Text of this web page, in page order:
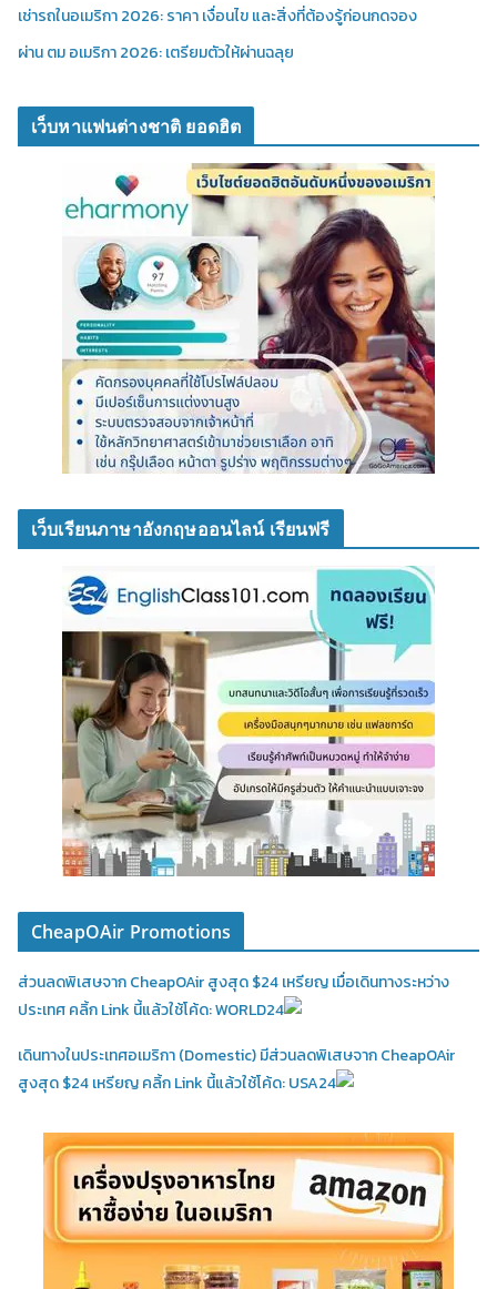
เช่ารถในอเมริกา 2026: ราคา เงื่อนไข และสิ่งที่ต้องรู้ก่อนกดจอง
ผ่าน ตม อเมริกา 2026: เตรียมตัวให้ผ่านฉลุย
เว็บหาแฟนต่างชาติ ยอดฮิต
เว็บเรียนภาษาอังกฤษออนไลน์ เรียนฟรี
CheapOAir Promotions
ส่วนลดพิเสษจาก CheapOAir สูงสุด $24 เหรียญ เมื่อเดินทางระหว่าง
ประเทศ คลิ้ก Link นี้แล้วใช้โค้ด: WORLD24
เดินทางในประเทศอเมริกา (Domestic)มีส่วนลดพิเสษจาก CheapOAir
สูงสุด $24 เหรียญ คลิ้ก Link นี้แล้วใช้โค้ด: USA24